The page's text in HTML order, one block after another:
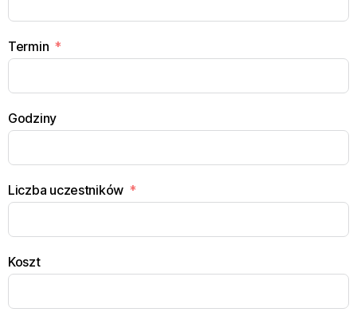
Termin
Godziny
Liczba uczestników
Koszt